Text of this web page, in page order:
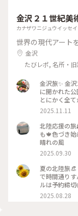
金沢２１世紀美
カナザワニジュウイッセ
世界の現代アート
金沢
たびレポ, 名所・
金沢旅✨ 金
に開かれた
とにかく全
2 文字の可
の表現に 焦
書、陶芸、
す。 文字に
う見方もある
『SIDE
るための場
展覧会で、
ャーの視点
の場所」を
様々な角度か
っても面白
2025.11.11
北陸応援の
も🍁色づき
晴れの風
2025.09.30
夏の北陸旅👒 金沢21世紀美術館🎨‎ チケット事前予約のおかげ
で時間通り
ルは予約締
カリ💧 そう
ため、屋外
2025.08.28